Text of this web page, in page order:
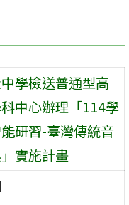
學檢送普通型高
中心辦理「114學
研習-臺灣傳統音
實施計畫